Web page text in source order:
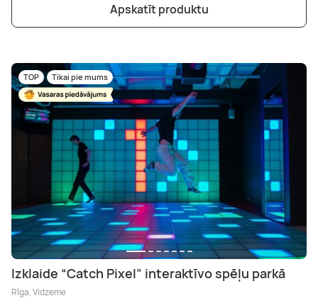
Apskatīt produktu
TOP Tikai pie mums
Izklaide “Catch Pixel” interaktīvo spēļu parkā
Rīga, Vidzeme